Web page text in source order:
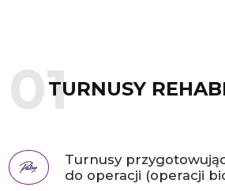
TURNUSY
Turnusy
do operacji (operacji